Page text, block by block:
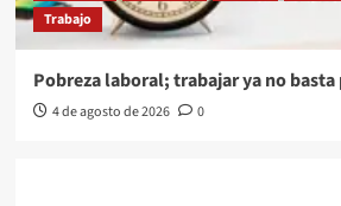
Trabajo
Pobreza laboral; trabajar ya no
4 de agosto de 2026 0